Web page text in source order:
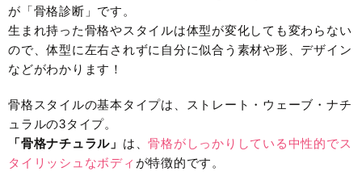
が「骨格診断」です。
生まれ持った骨格やスタイルは体型が変化しても変わらない
ので、体型に左右されずに自分に似合う素材や形、デザイン
などがわかります！
骨格スタイルの基本タイプは、ストレート・ウェーブ・ナチ
ュラルの3タイプ。
「骨格ナチュラル」 は、骨格がしっかりしている中性的でス
タイリッシュなボディ が特徴的です。